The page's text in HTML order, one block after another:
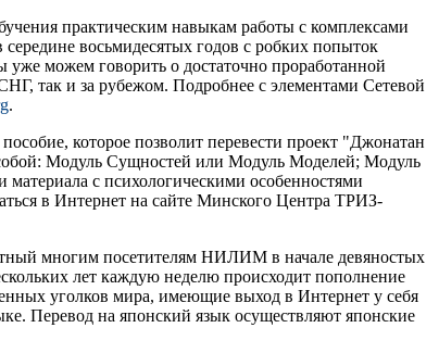
практическим навыкам работы с комплексами
восьмидесятых годов с робких попыток
можем говорить о достаточно проработанной
так и за рубежом. Подробнее с элементами Сетевой
.
которое позволит перевести проект "Джонатан
Модуль Сущностей или Модуль Моделей; Модуль
с психологическими особенностями
в Интернет на сайте Минского Центра ТРИЗ-
многим посетителям НИЛИМ в начале девяностых
лет каждую неделю происходит пополнение
уголков мира, имеющие выход в Интернет у себя
Перевод на японский язык осуществляют японские